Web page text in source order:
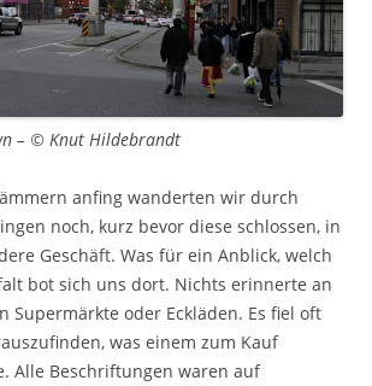
– © Knut Hildebrandt
anfing wanderten wir durch
noch, kurz bevor diese schlossen, in
Geschäft. Was für ein Anblick, welch
bot sich uns dort. Nichts erinnerte an
Supermärkte oder Eckläden. Es fiel oft
was einem zum Kauf
Alle Beschriftungen waren auf